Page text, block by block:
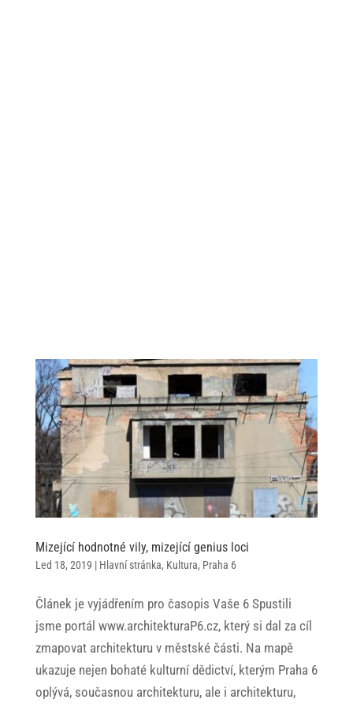
Mizející hodnotné vily, mizející genius loci
Led 18, 2019 | Hlavní stránka, Kultura, Praha 6
Článek je vyjádřením pro časopis Vaše 6 Spustili
jsme portál www.architekturaP6.cz, který si dal za cíl
zmapovat architekturu v městské části. Na mapě
ukazuje nejen bohaté kulturní dědictví, kterým Praha 6
oplývá, současnou architekturu, ale i architekturu,